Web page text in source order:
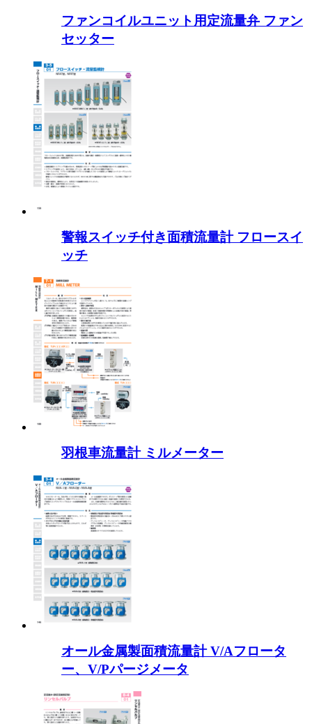
ファンコイルユニット用定流量弁 ファン
セッター
警報スイッチ付き面積流量計 フロースイ
ッチ
羽根車流量計 ミルメーター
オール金属製面積流量計 V/Aフロータ
ー、V/Pパージメータ